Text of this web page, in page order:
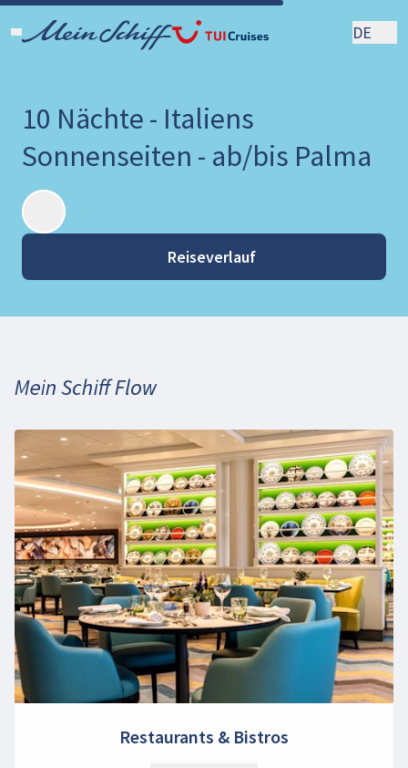
DE
10 Nächte - Italiens
Sonnenseiten - ab/bis Palma
Reiseverlauf
Mein Schiff Flow
Restaurants & Bistros